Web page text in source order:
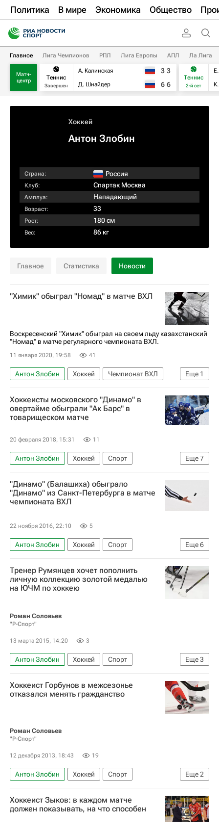
Политика В мире Экономика Общество
Главное Лига Чемпионов РПЛ Лига Европы АПЛ Ла Лига
Матч-
центр
Теннис
Завершен
А. Калинская
Д. Шнайдер
3 3
6 6
Теннис
2-й сет
Хоккей
Антон Злобин
Страна: Россия
Клуб: Спартак Москва
Амплуа: Нападающий
Возраст: 33
Рост: 180 см
Вес: 86 кг
Главное Статистика Новости
"Химик" обыграл "Номад" в матче ВХЛ
Воскресенский "Химик" обыграл на своем льду казахстанский
"Номад" в матче регулярного чемпионата ВХЛ.
11 января 2020, 19:58 41
Еще 1
Антон Злобин Хоккей
Чемпионат ВХЛ
Химик (Воскресенск)
Хоккеисты московского "Динамо" в
овертайме обыграли "Ак Барс" в
товарищеском матче
20 февраля 2018, 15:31 11
Еще7
Антон Злобин Хоккей
Спорт
Динамо (Москва)
Ак Барс
Иван Игумнов
Роман Манухов
Станислав Галиев
Алексей Волков
"Динамо" (Балашиха) обыграло
"Динамо" из Санкт-Петербурга в матче
чемпионата ВХЛ
22 ноября 2016, 22:10 5
Еще6
Антон Злобин Хоккей
Спорт
Высшая хоккейная лига
Динамо (Санкт-Петербург)
Динамо (Балашиха)
Тренер Румянцев хочет пополнить
личную коллекцию золотой медалью
на ЮЧМ по хоккею
Роман Соловьев
"Р-Спорт"
13 марта 2015, 14:20 3
Еще3
Антон Злобин Хоккей
Спорт
Юрий Румянцев
Наиль Якупов
Александр Хохлачёв
Хоккеист Горбунов в межсезонье
отказался менять гражданство
Роман Соловьев
"Р-Спорт"
12 декабря 2013, 18:43 19
Еще2
Антон Злобин Хоккей
Спорт
Россия (до 20 лет)
Динамо (Минск)
Хоккеист Зыков: в каждом матче
должен показывать, на что способен